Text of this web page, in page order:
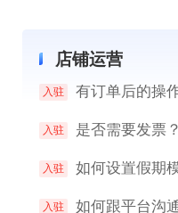
店铺运营
入驻 有订单后的操
入驻 是否需要发票
入驻 如何设置假期
入驻 如何跟平台沟